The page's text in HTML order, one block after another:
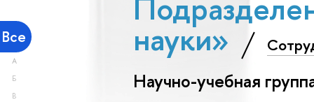
Все
А
Б
В
науки»
Научно-учебная